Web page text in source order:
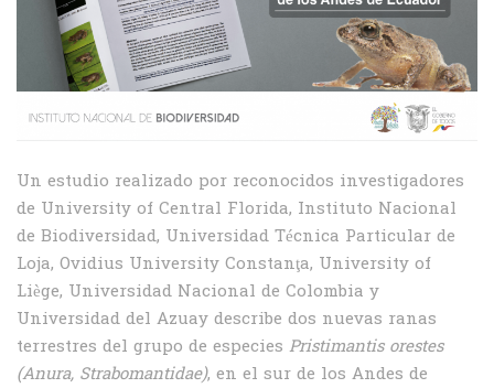
Un estudio realizado por reconocidos investigadores
de University of Central Florida, Instituto Nacional
de Biodiversidad, Universidad Técnica Particular de
Loja, Ovidius University Constanţa, University of
Liège, Universidad Nacional de Colombia y
Universidad del Azuay describe dos nuevas ranas
terrestres del grupo de especies Pristimantis orestes
(Anura, Strabomantidae), en el sur de los Andes de